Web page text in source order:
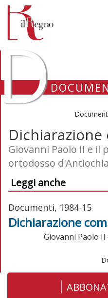
Dichiarazione
Giovanni Paolo II e il
ortodosso d'Antiochia
Leggi anche
Documenti, 1984-15
Dichiarazione
Giovanni Paolo